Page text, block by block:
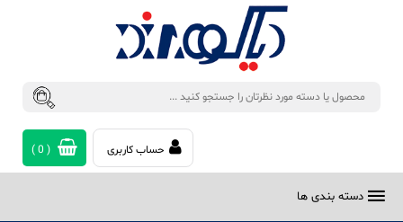
حساب کاربری (
0
)
دسته بندی ها